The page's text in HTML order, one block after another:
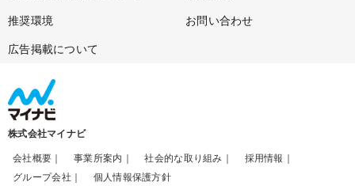
推奨環境 お問い合わせ
広告掲載について
株式会社マイナビ
会社概要 事業所案内 社会的な取り組み
採用情報
グループ会社
個人情報保護方針